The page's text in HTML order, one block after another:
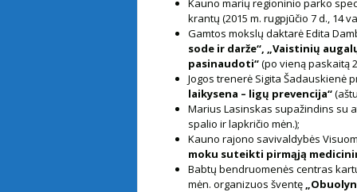
Kauno marių regioninio parko
krantų (2015 m. rugpjūčio 7 d., 14
Gamtos mokslų daktarė Edita
sode ir darže“, „Vaistinių
pasinaudoti“(po vieną paskaitą
Jogos trenerė Sigita Šadauskienė
laikysena – ligų prevencija“
Marius Lasinskas supažindins su
spalio ir lapkričio mėn.);
Kauno rajono savivaldybės
moku suteikti pirmąją
Babtų bendruomenės centras
mėn. organizuos šventę